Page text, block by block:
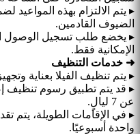
▸ يتم الالتزام بهذه المواعيد
الضيوف القادمين.
▸ يخضع طلب تسجيل الوصول
الإمكانية فقط.
➜ خدمات التنظيف
▸ يتم تنظيف الفيلا بعناية
▸ قد يتم تطبيق رسوم تنظيف
عن 7 ليالٍ.
▸ في الإقامات الطويلة، يتم
واحدة أسبوعيًا.